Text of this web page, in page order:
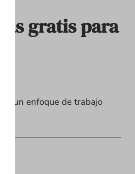
gratis para
un enfoque de trabajo